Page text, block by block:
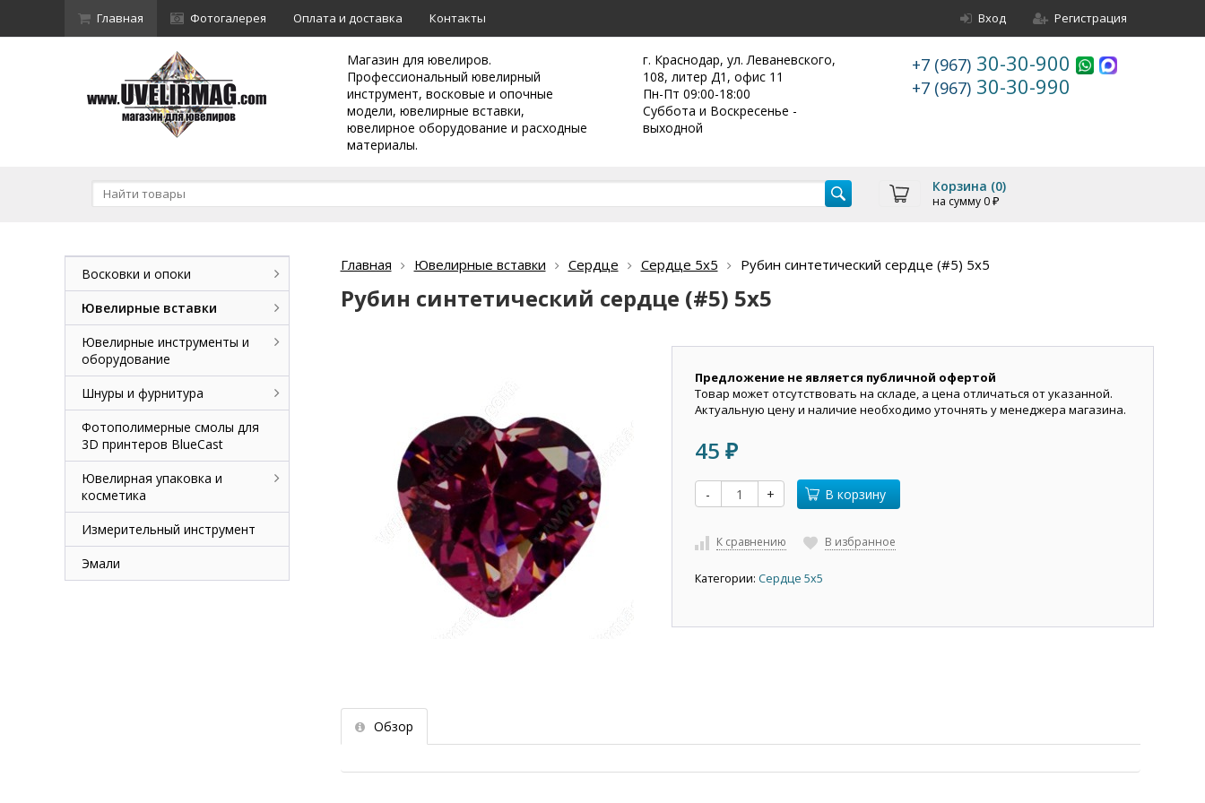
Главная Фотогалерея Оплата и доставка Контакты Вход Регистрация
Магазин для ювелиров.
Профессиональный ювелирный
инструмент, восковые и опочные
модели, ювелирные вставки,
ювелирное оборудование и расходные
материалы.
г. Краснодар, ул. Леваневского,
108, литер Д1, офис 11
Пн-Пт 09:00-18:00
Суббота и Воскресенье -
выходной
+7 (967) 30-30-900
+7 (967) 30-30-990
Корзина (0)
на сумму 0 ₽
Главная Ювелирные вставки Сердце Сердце 5х5 Рубин синтетический сердце (#5) 5х5
Рубин синтетический сердце (#5) 5х5
Предложение не является публичной офертой
Товар может отсутствовать на складе, а цена отличаться от указанной.
Актуальную цену и наличие необходимо уточнять у менеджера магазина.
45 ₽
- + В корзину
К сравнению В избранное
Категории: Сердце 5х5
Обзор
Восковки и опоки
Ювелирные вставки
Ювелирные инструменты и
оборудование
Шнуры и фурнитура
Фотополимерные смолы для
3D принтеров BlueCast
Ювелирная упаковка и
косметика
Измерительный инструмент
Эмали